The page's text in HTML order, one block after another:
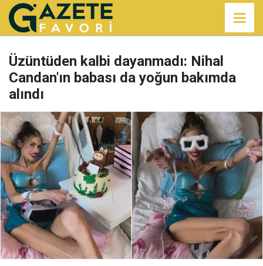
Üzüntüden kalbi dayanmadı: Nihal
Candan'ın babası da yoğun bakımda
alındı